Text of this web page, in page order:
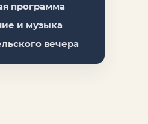
программа
и музыка
вечера